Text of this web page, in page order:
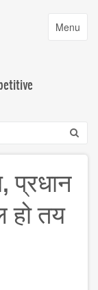
Toggle
Menu
प्रधान
हो तय